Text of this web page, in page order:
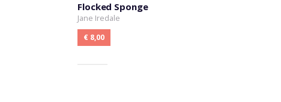
Flocked Sponge
Jane Iredale
€ 8,00